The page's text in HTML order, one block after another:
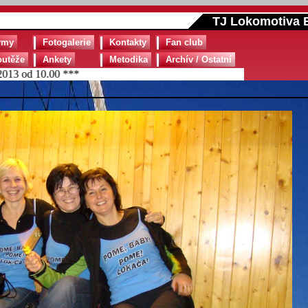
TJ Lokomotiva
Fotogalerie Kontakty
Fan club
Ankety Metodika Archív / Ostatní
10.00 ***